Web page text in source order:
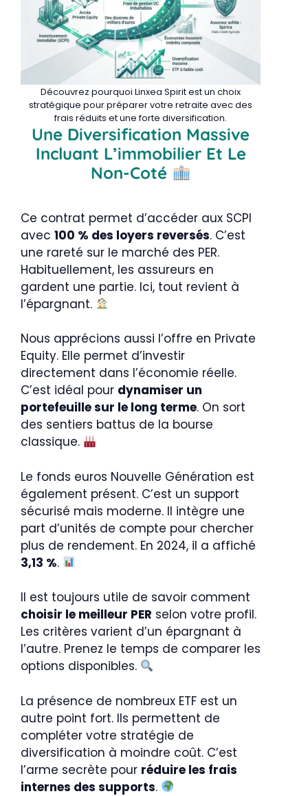
Découvrez pourquoi Linxea Spirit est un choix
stratégique pour préparer votre retraite avec des
frais réduits et une forte diversification.
Une Diversification Massive
Incluant L’immobilier Et Le
Non-Coté
Ce contrat permet d’accéder aux SCPI
avec 100 % des loyers reversés. C’est
une rareté sur le marché des PER.
Habituellement, les assureurs en
gardent une partie. Ici, tout revient à
l’épargnant.
Nous apprécions aussi l’offre en Private
Equity. Elle permet d’investir
directement dans l’économie réelle.
C’est idéal pour dynamiser un
portefeuille sur le long terme. On sort
des sentiers battus de la bourse
classique.
Le fonds euros Nouvelle Génération est
également présent. C’est un support
sécurisé mais moderne. Il intègre une
part d’unités de compte pour chercher
plus de rendement. En 2024, il a affiché
3,13 %.
Il est toujours utile de savoir comment
choisir le meilleur PER selon votre profil.
Les critères varient d’un épargnant à
l’autre. Prenez le temps de comparer les
options disponibles.
La présence de nombreux ETF est un
autre point fort. Ils permettent de
compléter votre stratégie de
diversification à moindre coût. C’est
l’arme secrète pour réduire les frais
internes des supports.